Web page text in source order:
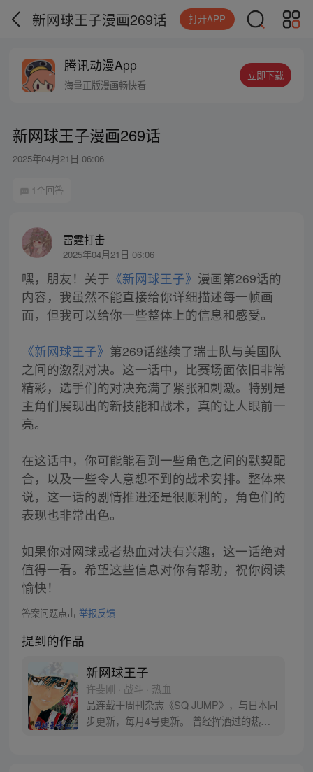
新网球王子漫画269话 打开APP
腾讯动漫App
海量正版漫画畅快看
立即下载
新网球王子漫画269话
2025年04月21日 06:06
1个回答
雷霆打击
2025年04月21日 06:06
嘿，朋友！关于 《新网球王子》 漫画第269话的
内容，我虽然不能直接给你详细描述每一帧画
面，但我可以给你一些整体上的信息和感受。
《新网球王子》 第269话继续了瑞士队与美国队
之间的激烈对决。这一话中，比赛场面依旧非常
精彩，选手们的对决充满了紧张和刺激。特别是
主角们展现出的新技能和战术，真的让人眼前一
亮。
在这话中，你可能能看到一些角色之间的默契配
合，以及一些令人意想不到的战术安排。整体来
说，这一话的剧情推进还是很顺利的，角色们的
表现也非常出色。
如果你对网球或者热血对决有兴趣，这一话绝对
值得一看。希望这些信息对你有帮助，祝你阅读
愉快！
答案问题点击 举报反馈
提到的作品
新网球王子
许斐刚 · 战斗 · 热血
品连载于周刊杂志《SQ JUMP》，与日本同
步更新，每月4号更新。 曾经挥洒过的热血